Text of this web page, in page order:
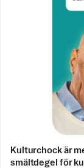
Kulturchock är
smältdegel för